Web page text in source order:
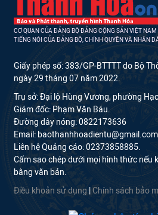
CƠ QUAN CỦA ĐẢNG BỘ ĐẢNG CỘNG SẢN VIỆT
TIẾNG NÓI CỦA ĐẢNG BỘ, CHÍNH QUYỀN VÀ NHÂN
Giấy phép số: 383/GP-BTTTT do Bộ
ngày 29 tháng 07 năm 2022.
Trụ sở: Đại lộ Hùng Vương, phường
Giám đốc: Phạm Văn Báu.
Đường dây nóng: 0822173636
Email: baothanhhoadientu@gmail.com
Liên hệ Quảng cáo: 02373858885.
Cấm sao chép dưới mọi hình thức nếu
bằng văn bản.
Điều khoản sử dụng Chính sách bảo